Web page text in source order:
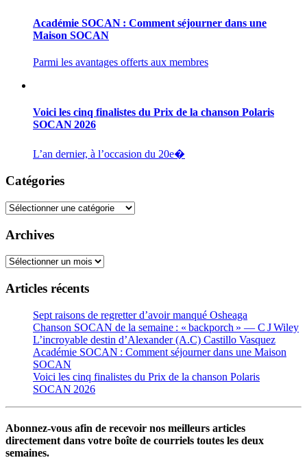
Académie SOCAN : Comment séjourner dans une
Maison SOCAN
Parmi les avantages offerts aux membres
Voici les cinq finalistes du Prix de la chanson Polaris
SOCAN 2026
L’an dernier, à l’occasion du 20e�
Catégories
Catégories
Archives
Archives
Articles récents
Sept raisons de regretter d’avoir manqué Osheaga
Chanson SOCAN de la semaine : « backporch » — C J Wiley
L’incroyable destin d’Alexander (A.C) Castillo Vasquez
Académie SOCAN : Comment séjourner dans une Maison
SOCAN
Voici les cinq finalistes du Prix de la chanson Polaris
SOCAN 2026
Abonnez-vous afin de recevoir nos meilleurs articles
directement dans votre boîte de courriels toutes les deux
semaines.